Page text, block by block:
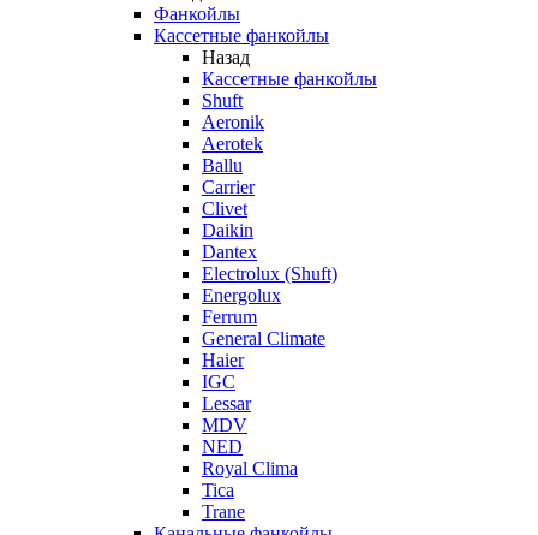
Фанкойлы
Кассетные фанкойлы
Назад
Кассетные фанкойлы
Shuft
Aeronik
Aerotek
Ballu
Carrier
Clivet
Daikin
Dantex
Electrolux (Shuft)
Energolux
Ferrum
General Climate
Haier
IGC
Lessar
MDV
NED
Royal Clima
Tica
Trane